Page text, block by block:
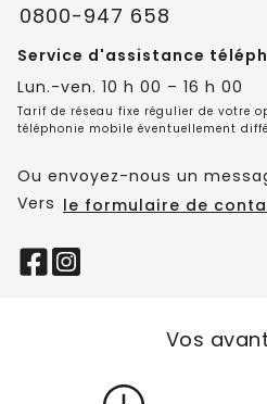
0800-947 658
Service d'assistance
Lun.-ven. 10 h 00 – 16 h 00
Tarif de réseau fixe régulier de votre
téléphonie mobile éventuellement
Ou envoyez-nous un
Vers le formulaire de
Vos